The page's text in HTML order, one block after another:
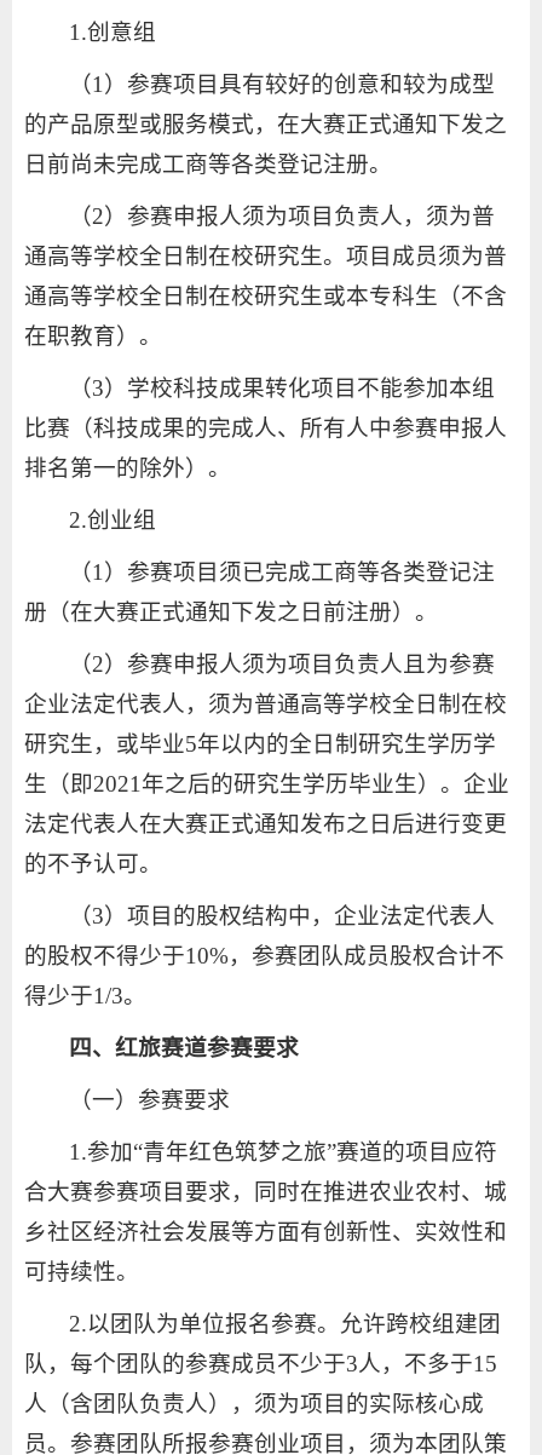
1.创意组
（1）参赛项目具有较好的创意和较为成型
的产品原型或服务模式，在大赛正式通知下发之
日前尚未完成工商等各类登记注册。
（2）参赛申报人须为项目负责人，须为普
通高等学校全日制在校研究生。项目成员须为普
通高等学校全日制在校研究生或本专科生（不含
在职教育）。
（3）学校科技成果转化项目不能参加本组
比赛（科技成果的完成人、所有人中参赛申报人
排名第一的除外）。
2.创业组
（1）参赛项目须已完成工商等各类登记注
册（在大赛正式通知下发之日前注册）。
（2）参赛申报人须为项目负责人且为参赛
企业法定代表人，须为普通高等学校全日制在校
研究生，或毕业5年以内的全日制研究生学历学
生（即2021年之后的研究生学历毕业生）。企业
法定代表人在大赛正式通知发布之日后进行变更
的不予认可。
（3）项目的股权结构中，企业法定代表人
的股权不得少于10%，参赛团队成员股权合计不
得少于1/3。
四、红旅赛道参赛要求
（一）参赛要求
1.参加“青年红色筑梦之旅”赛道的项目应符
合大赛参赛项目要求，同时在推进农业农村、城
乡社区经济社会发展等方面有创新性、实效性和
可持续性。
2.以团队为单位报名参赛。允许跨校组建团
队，每个团队的参赛成员不少于3人，不多于15
人（含团队负责人），须为项目的实际核心成
员。参赛团队所报参赛创业项目，须为本团队策